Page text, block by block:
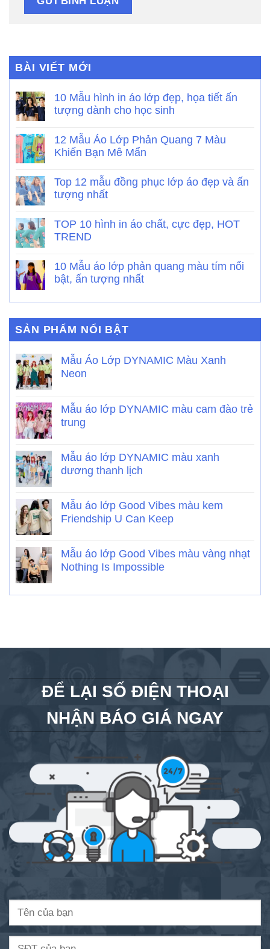
BÀI VIẾT MỚI
10 Mẫu hình in áo lớp đẹp, họa tiết ấn
tượng dành cho học sinh
12 Mẫu Áo Lớp Phản Quang 7 Màu
Khiến Bạn Mê Mẩn
Top 12 mẫu đồng phục lớp áo đẹp và ấn
tượng nhất
TOP 10 hình in áo chất, cực đẹp, HOT
TREND
10 Mẫu áo lớp phản quang màu tím nổi
bật, ấn tượng nhất
SẢN PHẨM NỔI BẬT
Mẫu Áo Lớp DYNAMIC Màu Xanh
Neon
Mẫu áo lớp DYNAMIC màu cam đào trẻ
trung
Mẫu áo lớp DYNAMIC màu xanh
dương thanh lịch
Mẫu áo lớp Good Vibes màu kem
Friendship U Can Keep
Mẫu áo lớp Good Vibes màu vàng nhạt
Nothing Is Impossible
ĐỂ LẠI SỐ ĐIỆN THOẠI
NHẬN BÁO GIÁ NGAY